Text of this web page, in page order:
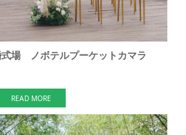
場 ノボテルプーケットカマラ
READ MORE